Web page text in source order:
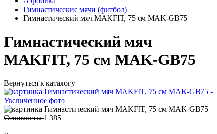
Гимнастические мячи (фитбол)
Гимнастический мяч MAKFIT, 75 см MAK-GB75
Гимнастический мяч
MAKFIT, 75 см MAK-GB75
Вернуться к каталогу
Стоимость:1 385